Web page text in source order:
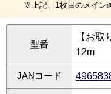
※上記、1枚目のメイン
型番
【お
12m
JANコード